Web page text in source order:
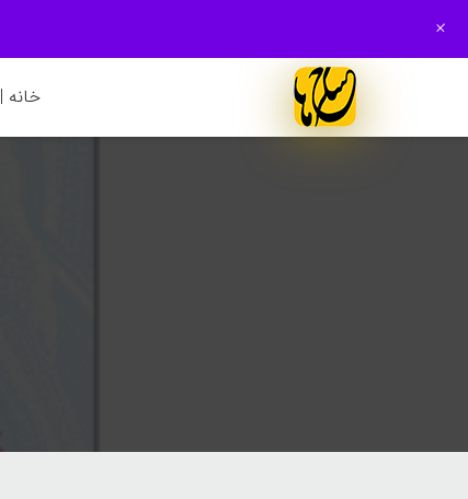
خانه |
+